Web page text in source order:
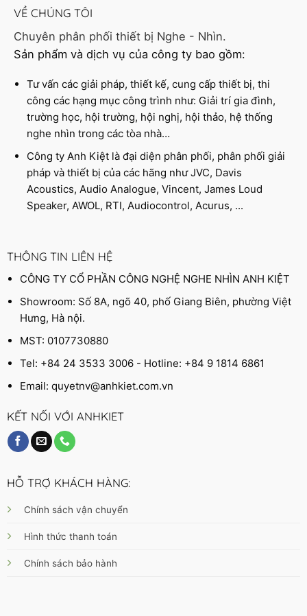
VỀ CHÚNG TÔI
Chuyên phân phối thiết bị Nghe - Nhìn.
Sản phẩm và dịch vụ của công ty bao gồm:
Tư vấn các giải pháp, thiết kế, cung cấp thiết bị, thi
công các hạng mục công trình như: Giải trí gia đình,
trường học, hội trường, hội nghị, hội thảo, hệ thống
nghe nhìn trong các tòa nhà…
Công ty Anh Kiệt là đại diện phân phối, phân phối giải
pháp và thiết bị của các hãng như JVC, Davis
Acoustics, Audio Analogue, Vincent, James Loud
Speaker, AWOL, RTI, Audiocontrol, Acurus, ...
THÔNG TIN LIÊN HỆ
CÔNG TY CỔ PHẦN CÔNG NGHỆ NGHE NHÌN ANH KIỆT
Showroom: Số 8A, ngõ 40, phố Giang Biên, phường Việt
Hưng, Hà nội.
MST: 0107730880
Tel: +84 24 3533 3006 - Hotline: +84 9 1814 6861
Email:quyetnv@anhkiet.com.vn
KẾT NỐI VỚI ANHKIET
HỖ TRỢ KHÁCH HÀNG:
Chính sách vận chuyển
Hình thức thanh toán
Chính sách bảo hành